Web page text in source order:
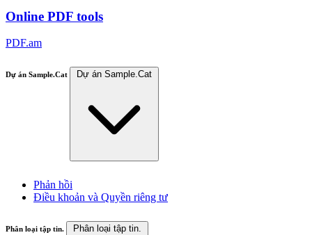
Online PDF tools
PDF.am
Dự án Sample.Cat Dự án Sample.Cat
Phản hồi
Điều khoản và Quyền riêng tư
Phân loại tập tin. Phân loại tập tin.